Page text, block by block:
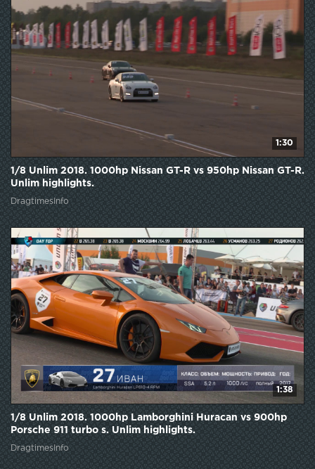
1:30
1/8 Unlim 2018. 1000hp Nissan GT-R vs 950hp Nissan GT-R.
Unlim highlights.
DragtimesInfo
1:38
1/8 Unlim 2018. 1000hp Lamborghini Huracan vs 900hp
Porsche 911 turbo s. Unlim highlights.
DragtimesInfo